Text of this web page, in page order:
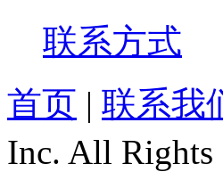
联系方式
首页 | 联系我
Inc. All